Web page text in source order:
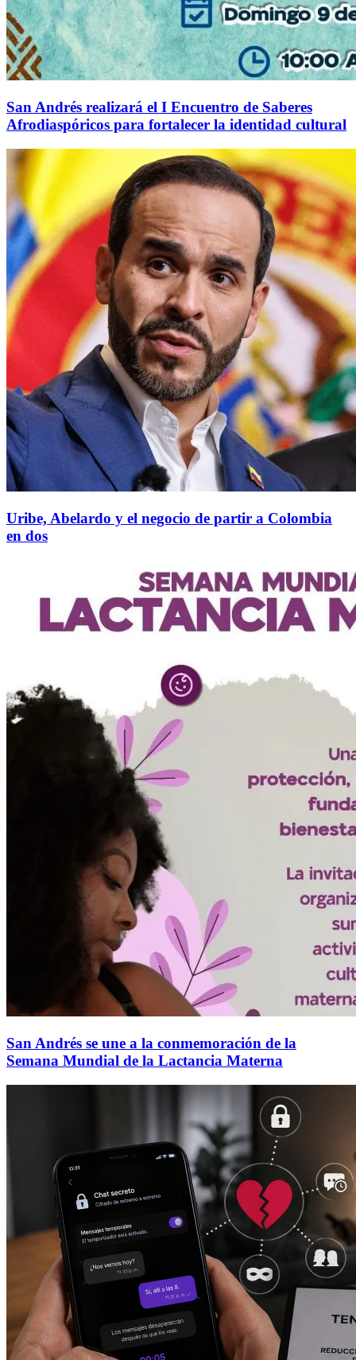
San Andrés realizará el I Encuentro de Saberes
Afrodiaspóricos para fortalecer la identidad cultural
Uribe, Abelardo y el negocio de partir a Colombia
en dos
San Andrés se une a la conmemoración de la
Semana Mundial de la Lactancia Materna